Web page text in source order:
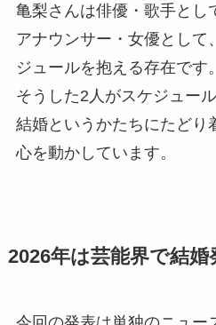
亀梨さんは俳優・歌手とし
アナウンサー・女優として
ジュールを抱える存在です。
そうした2人がスケジュー
結婚というかたちにたどり
心を動かしています。
2026年は芸能界で結